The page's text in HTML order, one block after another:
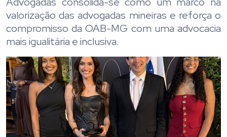
valorização das advogadas mineiras e reforça o
compromisso da OAB-MG com uma advocacia
mais igualitária e inclusiva.